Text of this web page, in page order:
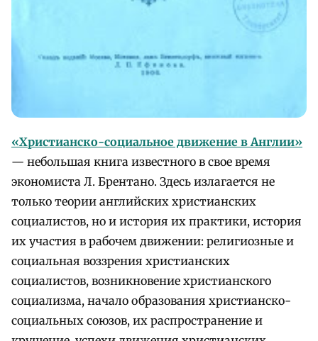
«Христианско-социальное движение в Англии»
— небольшая книга известного в свое время
экономиста Л. Брентано. Здесь излагается не
только теории английских христианских
социалистов, но и история их практики, история
их участия в рабочем движении: религиозные и
социальная воззрения христианских
социалистов, возникновение христианского
социализма, начало образования христианско-
социальных союзов, их распространение и